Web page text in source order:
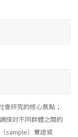
研究的核心焦點；
探討不同群體之間的
sample）實證資